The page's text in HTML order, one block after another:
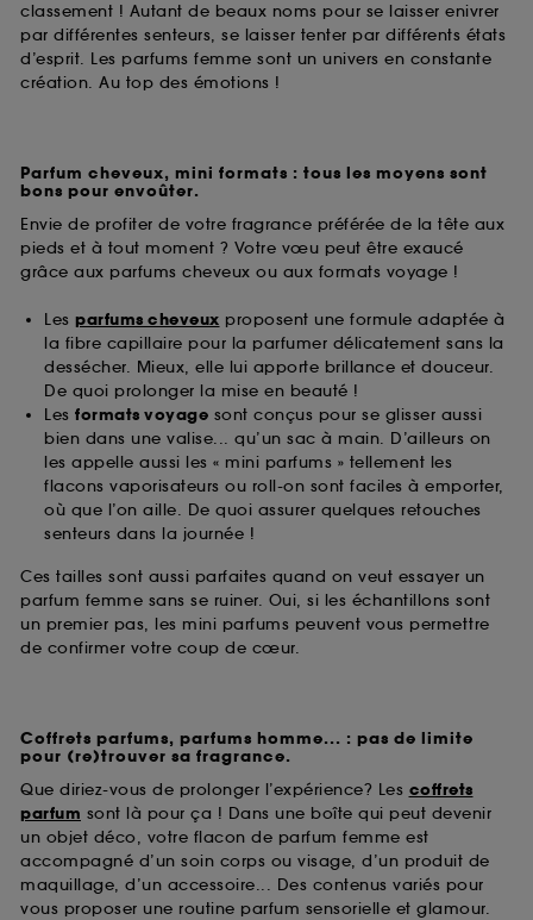
classement ! Autant de beaux noms pour se laisser enivrer
par différentes senteurs, se laisser tenter par différents états
d’esprit. Les parfums femme sont un univers en constante
création. Au top des émotions !
Parfum cheveux, mini formats : tous les moyens sont
bons pour envoûter.
Envie de profiter de votre fragrance préférée de la tête aux
pieds et à tout moment ? Votre vœu peut être exaucé
grâce aux parfums cheveux ou aux formats voyage !
Les parfums cheveux proposent une formule adaptée à
la fibre capillaire pour la parfumer délicatement sans la
dessécher. Mieux, elle lui apporte brillance et douceur.
De quoi prolonger la mise en beauté !
Les formats voyage sont conçus pour se glisser aussi
bien dans une valise... qu’un sac à main. D’ailleurs on
les appelle aussi les « mini parfums » tellement les
flacons vaporisateurs ou roll-on sont faciles à emporter,
où que l’on aille. De quoi assurer quelques retouches
senteurs dans la journée !
Ces tailles sont aussi parfaites quand on veut essayer un
parfum femme sans se ruiner. Oui, si les échantillons sont
un premier pas, les mini parfums peuvent vous permettre
de confirmer votre coup de cœur.
Coffrets parfums, parfums homme... : pas de limite
pour (re)trouver sa fragrance.
Que diriez-vous de prolonger l’expérience? Les coffrets
parfum sont là pour ça ! Dans une boîte qui peut devenir
un objet déco, votre flacon de parfum femme est
accompagné d’un soin corps ou visage, d’un produit de
maquillage, d’un accessoire... Des contenus variés pour
vous proposer une routine parfum sensorielle et glamour.